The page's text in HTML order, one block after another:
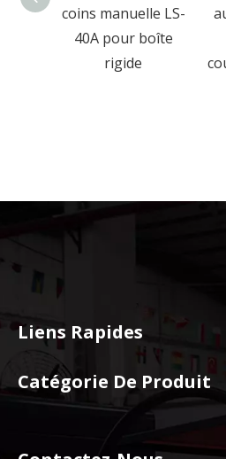
coins manuelle LS-
40A pour boîte
rigide
Liens Rapides
Catégorie De Produit